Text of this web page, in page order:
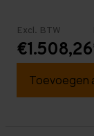
Excl. BTW
€1.508,26
Toevoegen